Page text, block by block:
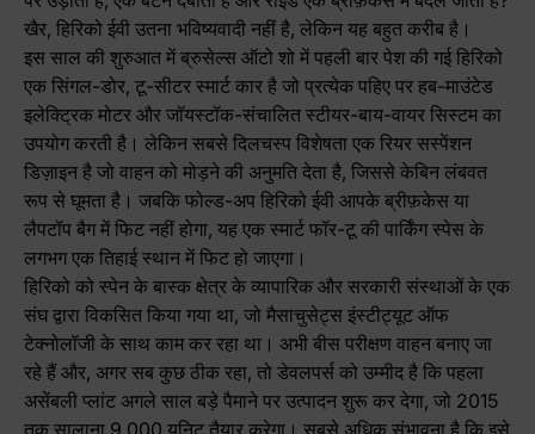
खैर, हिरिको ईवी उतना भविष्यवादी नहीं है, लेकिन यह बहुत करीब है।
इस साल की शुरुआत में ब्रुसेल्स ऑटो शो में पहली बार पेश की गई हिरिको
एक सिंगल-डोर, टू-सीटर स्मार्ट कार है जो प्रत्येक पहिए पर हब-माउंटेड
इलेक्ट्रिक मोटर और जॉयस्टॉक-संचालित स्टीयर-बाय-वायर सिस्टम का
उपयोग करती है। लेकिन सबसे दिलचस्प विशेषता एक रियर सस्पेंशन
डिज़ाइन है जो वाहन को मोड़ने की अनुमति देता है, जिससे केबिन लंबवत
रूप से घूमता है। जबकि फोल्ड-अप हिरिको ईवी आपके ब्रीफ़केस या
लैपटॉप बैग में फिट नहीं होगा, यह एक स्मार्ट फॉर-टू की पार्किंग स्पेस के
लगभग एक तिहाई स्थान में फिट हो जाएगा।
हिरिको को स्पेन के बास्क क्षेत्र के व्यापारिक और सरकारी संस्थाओं के एक
संघ द्वारा विकसित किया गया था, जो मैसाचुसेट्स इंस्टीट्यूट ऑफ
टेक्नोलॉजी के साथ काम कर रहा था। अभी बीस परीक्षण वाहन बनाए जा
रहे हैं और, अगर सब कुछ ठीक रहा, तो डेवलपर्स को उम्मीद है कि पहला
असेंबली प्लांट अगले साल बड़े पैमाने पर उत्पादन शुरू कर देगा, जो 2015
तक सालाना 9,000 यूनिट तैयार करेगा। सबसे अधिक संभावना है कि इसे